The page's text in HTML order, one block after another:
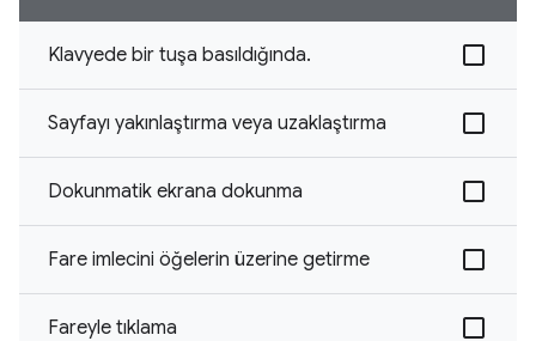
Klavyede bir tuşa basıldığında.
Sayfayı yakınlaştırma veya uzaklaştırma
Dokunmatik ekrana dokunma
Fare imlecini öğelerin üzerine getirme
Fareyle tıklama